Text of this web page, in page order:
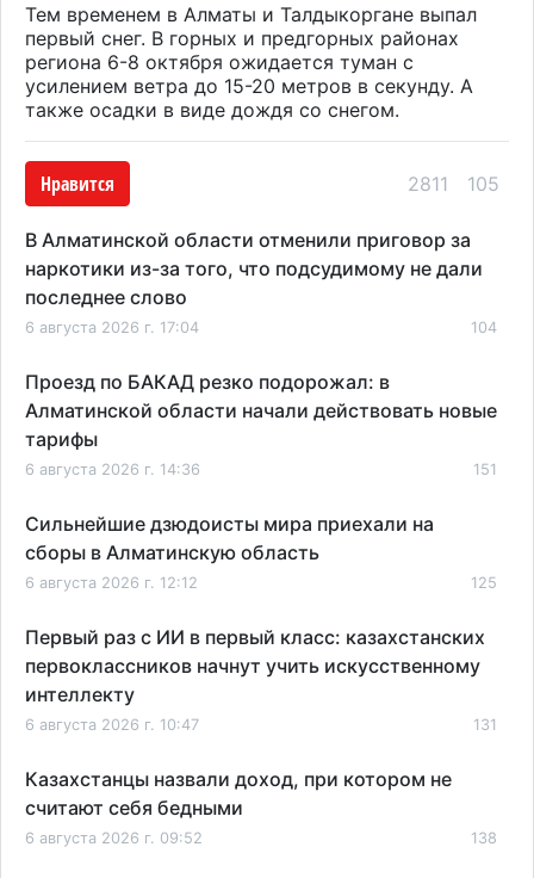
Тем временем в Алматы и Талдыкоргане выпал
первый снег. В горных и предгорных районах
региона 6-8 октября ожидается туман с
усилением ветра до 15-20 метров в секунду. А
также осадки в виде дождя со снегом.
Нравится 2811 105
В Алматинской области отменили приговор за
наркотики из-за того, что подсудимому не дали
последнее слово
6 августа 2026 г. 17:04 104
Проезд по БАКАД резко подорожал: в
Алматинской области начали действовать новые
тарифы
6 августа 2026 г. 14:36 151
Сильнейшие дзюдоисты мира приехали на
сборы в Алматинскую область
6 августа 2026 г. 12:12 125
Первый раз с ИИ в первый класс: казахстанских
первоклассников начнут учить искусственному
интеллекту
6 августа 2026 г. 10:47 131
Казахстанцы назвали доход, при котором не
считают себя бедными
6 августа 2026 г. 09:52 138